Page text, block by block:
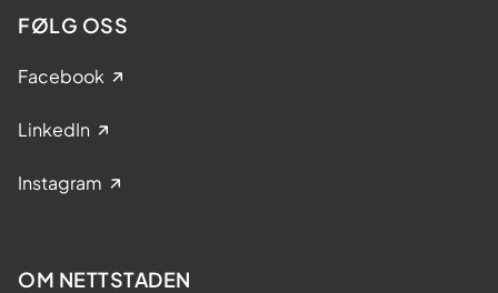
FØLG OSS
Facebook
LinkedIn
Instagram
OM NETTSTADEN